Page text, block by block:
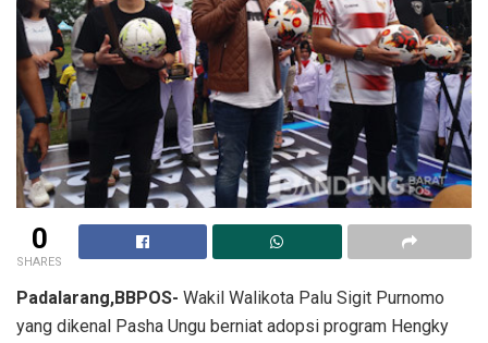
0
SHARES
Padalarang,BBPOS- Wakil Walikota Palu Sigit Purnomo
yang dikenal Pasha Ungu berniat adopsi program Hengky